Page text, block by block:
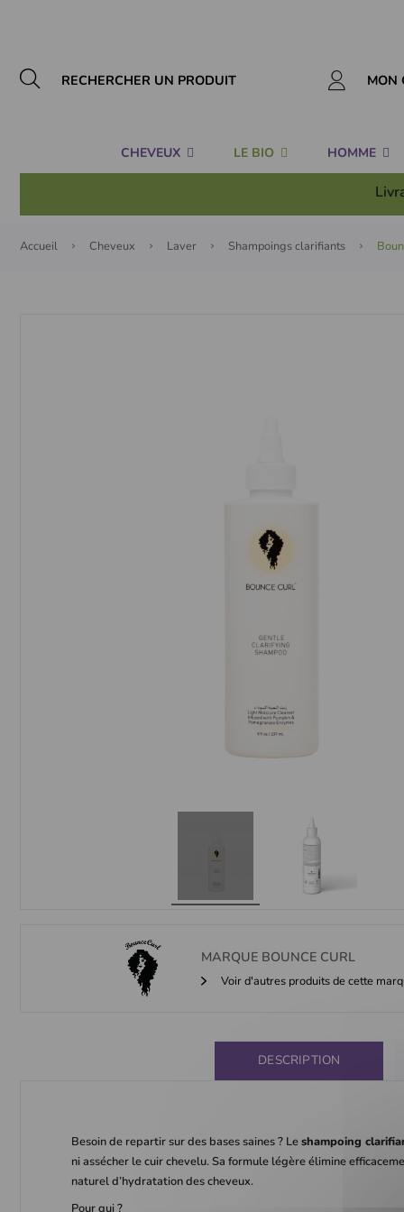
MON
CHEVEUX LE BIO HOMME
Accueil Cheveux Laver Shampoings clarifiants
MARQUE BOUNCE CURL
Voir d'autres produits de cette
DESCRIPTION
Besoin de repartir sur des bases saines ? Leshampoing
ni assécher le cuir chevelu. Sa formule légère élimine
naturel d’hydratation des cheveux.
Pour qui ?